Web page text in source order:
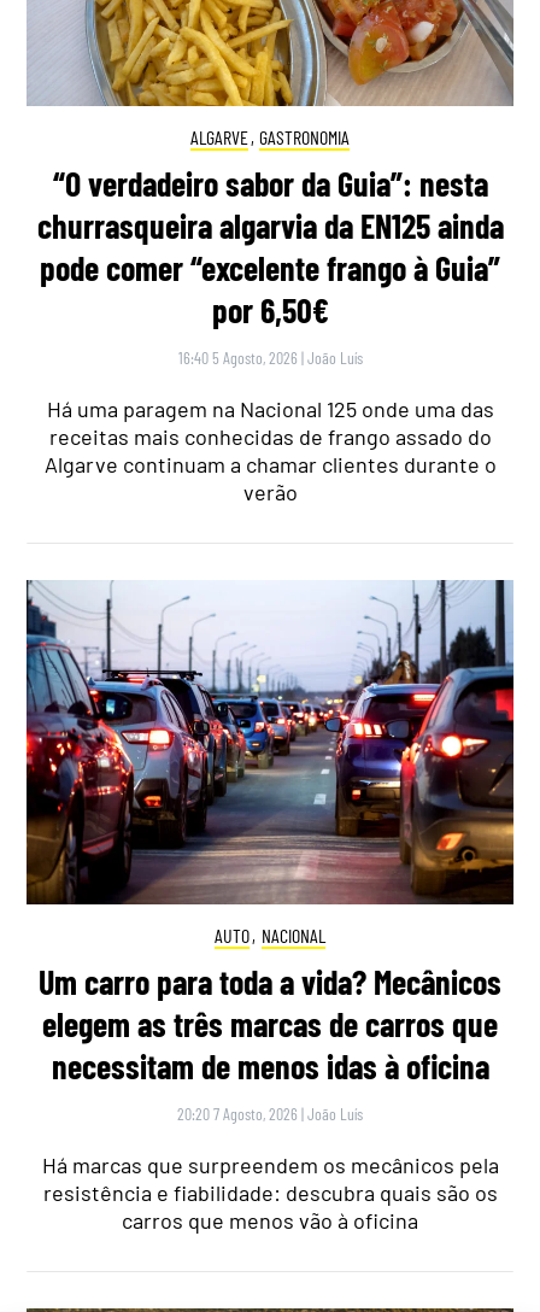
ALGARVE, GASTRONOMIA
“O verdadeiro sabor da Guia”: nesta
churrasqueira algarvia da EN125 ainda
pode comer “excelente frango à Guia”
por 6,50€
16:40 5 Agosto, 2026 |João Luís
Há uma paragem na Nacional 125 onde uma das
receitas mais conhecidas de frango assado do
Algarve continuam a chamar clientes durante o
verão
AUTO, NACIONAL
Um carro para toda a vida? Mecânicos
elegem as três marcas de carros que
necessitam de menos idas à oficina
20:20 7 Agosto, 2026 |João Luís
Há marcas que surpreendem os mecânicos pela
resistência e fiabilidade: descubra quais são os
carros que menos vão à oficina